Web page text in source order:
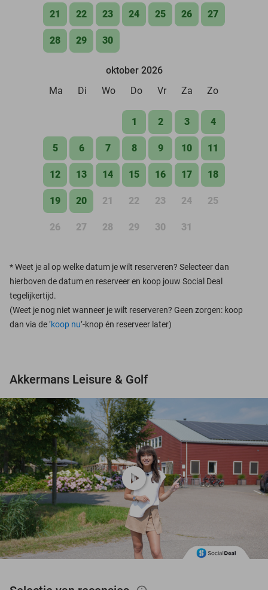
21 22 23 24 25 26 27
28 29 30
oktober 2026
Ma
Di Wo Do Vr Za Zo
1 2 3 4
5 6 7 8 9 10 11
12 13 14 15 16 17 18
19 20 21 22 23 24 25
26 27 28 29 30 31
*Weet je al op welke datum je wilt reserveren? Selecteer dan
hierboven de datum en reserveer en koop jouw Social Deal
tegelijkertijd.
(Weet je nog niet wanneer je wilt reserveren? Geen zorgen: koop
dan via de ‘koop nu’-knop én reserveer later)
Akkermans Leisure & Golf
play_circle